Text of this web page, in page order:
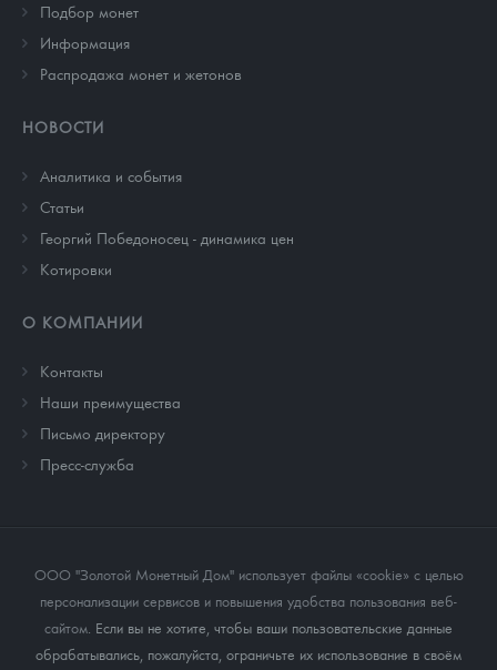
Подбор монет
Информация
Распродажа монет и жетонов
НОВОСТИ
Аналитика и события
Cтатьи
Георгий Победоносец - динамика цен
Котировки
О КОМПАНИИ
Контакты
Наши преимущества
Письмо директору
Пресс-служба
ООО "Золотой Монетный Дом" использует файлы «cookie» с целью
персонализации сервисов и повышения удобства пользования веб-
сайтом. Если вы не хотите, чтобы ваши пользовательские данные
обрабатывались, пожалуйста, ограничьте их использование в своём